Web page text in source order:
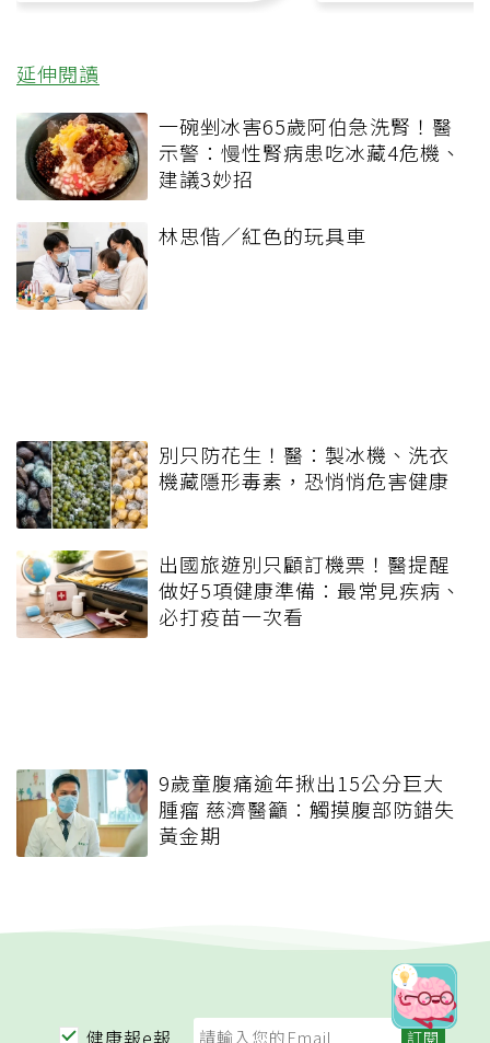
延伸閱讀
一碗剉冰害65歲阿伯急洗腎！醫
示警：慢性腎病患吃冰藏4危機、
建議3妙招
林思偕／紅色的玩具車
別只防花生！醫：製冰機、洗衣
機藏隱形毒素，恐悄悄危害健康
出國旅遊別只顧訂機票！醫提醒
做好5項健康準備：最常見疾病、
必打疫苗一次看
9歲童腹痛逾年揪出15公分巨大
腫瘤 慈濟醫籲：觸摸腹部防錯失
黃金期
健康報e報